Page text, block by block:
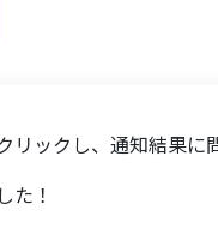
リックし、通知結果
た！